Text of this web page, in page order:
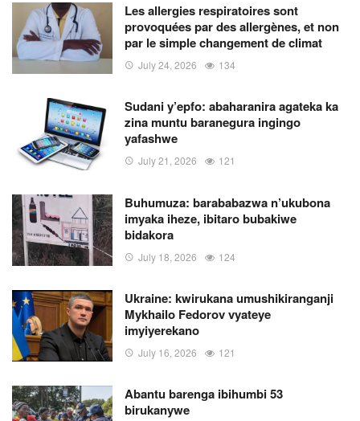
Les allergies respiratoires sont
provoquées par des allergènes, et non
par le simple changement de climat
July 24, 2026 134
Sudani y’epfo: abaharanira agateka ka
zina muntu baranegura ingingo
yafashwe
July 21, 2026 121
Buhumuza: barababazwa n’ukubona
imyaka iheze, ibitaro bubakiwe
bidakora
July 18, 2026 124
Ukraine: kwirukana umushikiranganji
Mykhailo Fedorov vyateye
imyiyerekano
July 16, 2026 121
Abantu barenga ibihumbi 53
birukanywe